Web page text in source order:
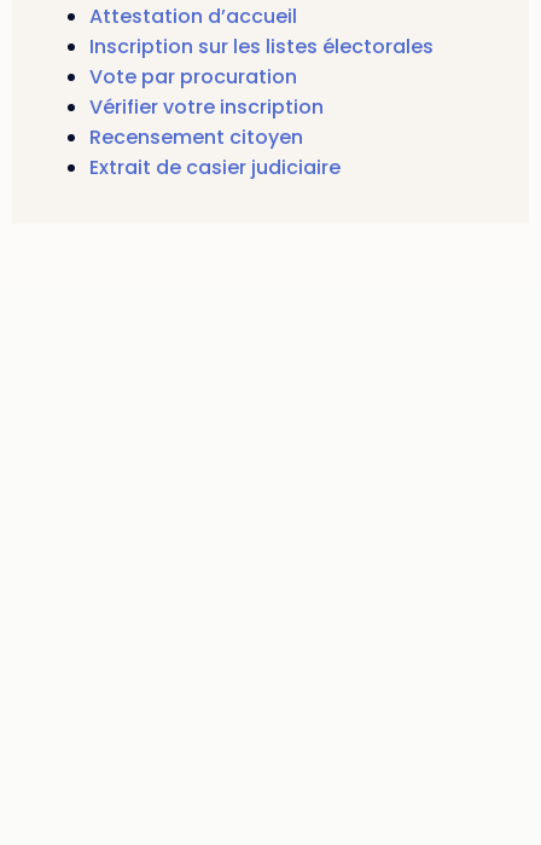
Attestation d’accueil
Inscription sur les listes électorales
Vote par procuration
Vérifier votre inscription
Recensement citoyen
Extrait de casier judiciaire